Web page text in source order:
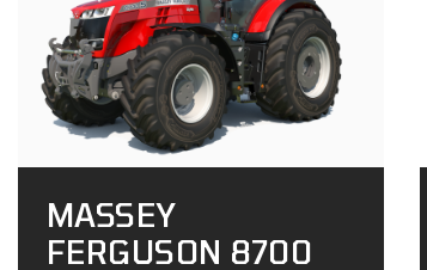
MASSEY
FERGUSON 8700